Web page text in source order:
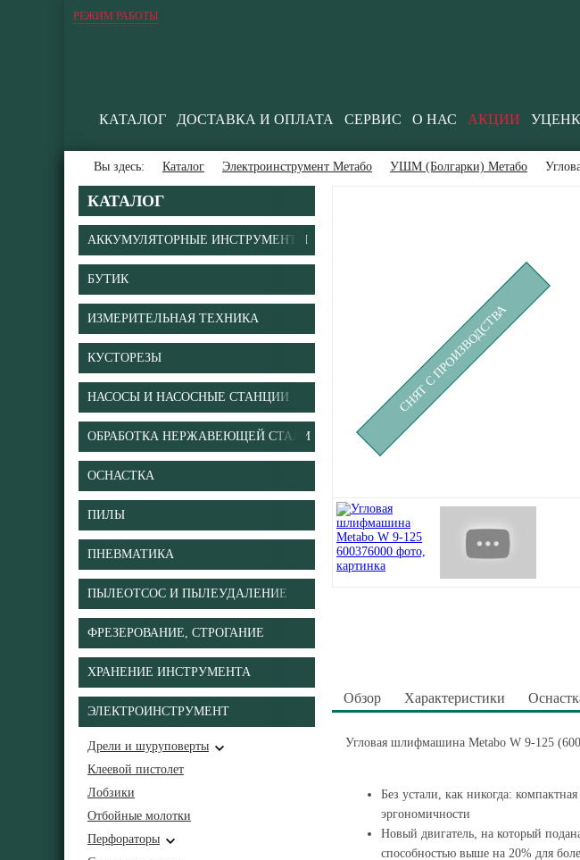
РЕЖИМ РАБОТЫ
КАТАЛОГ ДОСТАВКА И ОПЛАТА СЕРВИС О НАС АКЦИИ
Вы здесь: Каталог Электроинструмент Метабо УШМ (Болгарки) Метабо
КАТАЛОГ
АККУМУЛЯТОРНЫЕ ИНСТРУМЕНТЫ
БУТИК
ИЗМЕРИТЕЛЬНАЯ ТЕХНИКА
КУСТОРЕЗЫ
НАСОСЫ И НАСОСНЫЕ СТАНЦИИ
ОБРАБОТКА НЕРЖАВЕЮЩЕЙ СТАЛИ
ОСНАСТКА
ПИЛЫ
ПНЕВМАТИКА
ПЫЛЕОТСОС И ПЫЛЕУДАЛЕНИЕ
ФРЕЗЕРОВАНИЕ, СТРОГАНИЕ
ХРАНЕНИЕ ИНСТРУМЕНТА
ЭЛЕКТРОИНСТРУМЕНТ
Дрели и шуруповерты
Клеевой пистолет
Лобзики
Отбойные молотки
Перфораторы
СНЯТ С ПРОИЗВОДСТВА
Обзор Характеристики
Угловая шлифмашина Metabo W 9-125
Без устали, как никогда:
эргономичности
Новый двигатель, на который
способностью выше на 20% для